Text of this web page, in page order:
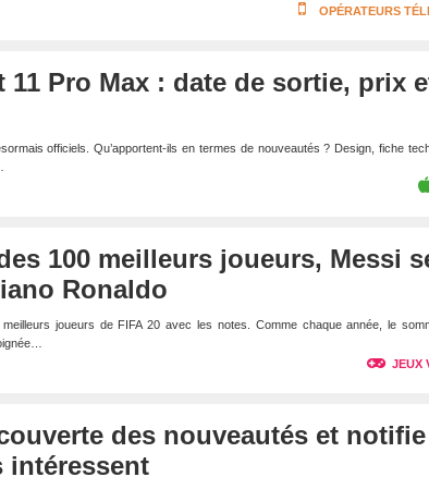
OPÉRATEURS
11 Pro Max : date de sortie, prix
officiels. Qu’apportent-ils en termes de nouveautés ? Design, fiche
100 meilleurs joueurs, Messi
Ronaldo
joueurs de FIFA 20 avec les notes. Comme chaque année, le
JEUX
des nouveautés et notifie
intéressent